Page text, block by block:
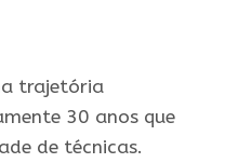
trajetória
30 anos que
de técnicas.